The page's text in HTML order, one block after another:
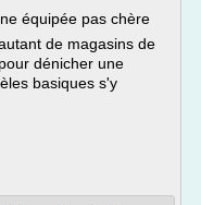
équipée pas chère
de magasins de
dénicher une
basiques s'y